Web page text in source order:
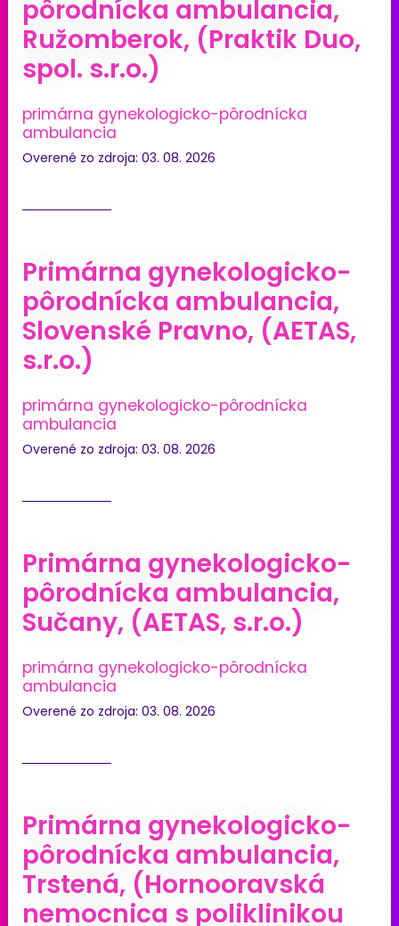
pôrodnícka ambulancia,
Ružomberok, (Praktik Duo,
spol. s.r.o.)
primárna gynekologicko-pôrodnícka
ambulancia
Overené zo zdroja: 03. 08. 2026
Primárna gynekologicko-
pôrodnícka ambulancia,
Slovenské Pravno, (AETAS,
s.r.o.)
primárna gynekologicko-pôrodnícka
ambulancia
Overené zo zdroja: 03. 08. 2026
Primárna gynekologicko-
pôrodnícka ambulancia,
Sučany, (AETAS, s.r.o.)
primárna gynekologicko-pôrodnícka
ambulancia
Overené zo zdroja: 03. 08. 2026
Primárna gynekologicko-
pôrodnícka ambulancia,
Trstená, (Hornooravská
nemocnica s poliklinikou